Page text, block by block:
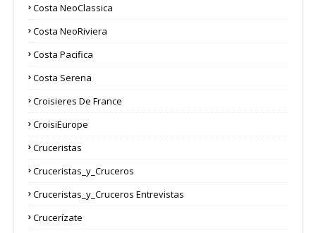
Costa NeoClassica
Costa NeoRiviera
Costa Pacifica
Costa Serena
Croisieres De France
CroisiEurope
Cruceristas
Cruceristas_y_Cruceros
Cruceristas_y_Cruceros Entrevistas
Crucerízate